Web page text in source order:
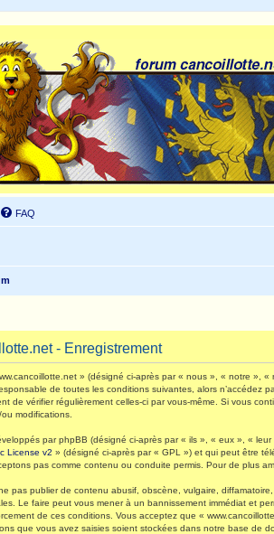
FAQ
- Enregistrement
» (désigné ci-après par « nous », « notre »,
de toutes les conditions suivantes, alors n’accédez
de vérifier régulièrement celles-ci par vous-même. Si vous
modifications.
par phpBB (désigné ci-après par « ils », « eux », «
License v2 » (désigné ci-après par « GPL ») et qui peut être
pas comme contenu ou conduite permis. Pour de plus
pas publier de contenu abusif, obscène, vulgaire,
Le faire peut vous mener à un bannissement immédiat et
de ces conditions. Vous acceptez que «
que vous avez saisies soient stockées dans notre base de